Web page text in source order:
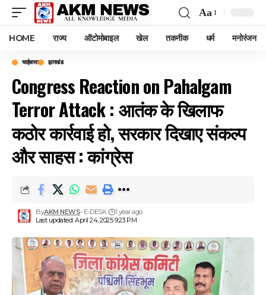
Font
Aa
HOME राज्य ऑटोमोबाइल खेल तकनीक धर्म मनोरंजन
चाईबासा झारखंड
Congress Reaction on Pahalgam
Terror Attack : आतंक के खिलाफ
कठोर कार्रवाई हो, सरकार दिखाए संकल्प
और साहस : कांग्रेस
Last updated: April 24, 2025 9:23 PM
ByAKM NEWS- E-DESK 1 year ago